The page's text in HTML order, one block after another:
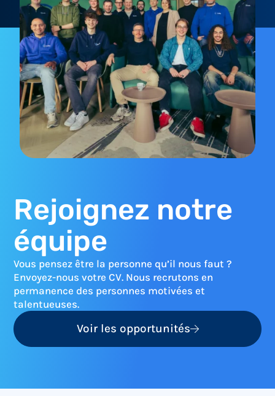
Rejoignez notre
équipe
Vous pensez être la personne qu’il nous faut ?
Envoyez-nous votre CV. Nous recrutons en
permanence des personnes motivées et
talentueuses.
Voir les opportunités